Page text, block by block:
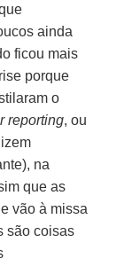
ainda
ficou mais
porque
o
reporting, ou
na
que as
vão à missa
são coisas